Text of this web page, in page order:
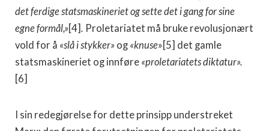
det ferdige statsmaskineriet og sette det i gang for sine
egne formål,» [4]. Proletariatet må bruke revo­lusjonært
vold for å «slå i stykker» og «knuse»[5] det gamle
statsmaskineriet og innføre «proletariatets dik­tatur».
[6]
I sin redegjørelse for dette prinsipp understreket